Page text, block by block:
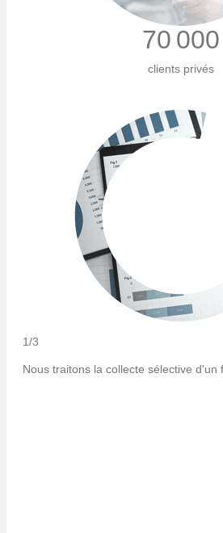
70 000
clients privés
1/3
Nous traitons la collecte sélective d'un